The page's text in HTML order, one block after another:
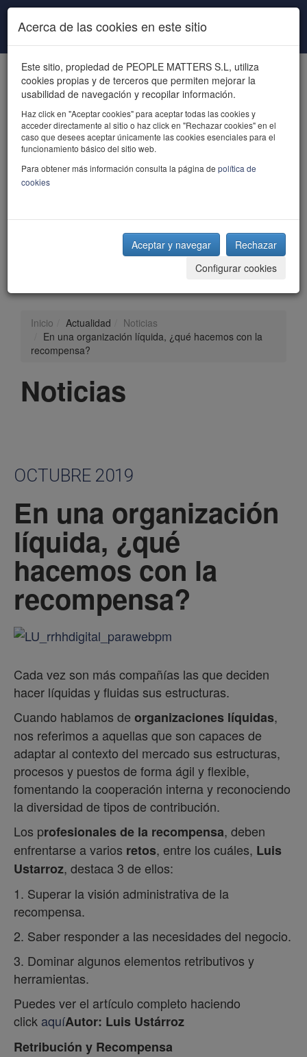
Pasar al contenido principal
powered by talent
Inicio Actualidad
Noticias
En una organización líquida, ¿qué hacemos con la
recompensa?
Noticias
OCTUBRE 2019
En una organización
líquida, ¿qué
hacemos con la
recompensa?
Cada vez son más compañías las que deciden
hacer líquidas y fluidas sus estructuras.
Cuando hablamos de organizaciones líquidas,
nos referimos a aquellas que son capaces de
adaptar al contexto del mercado sus estructuras,
procesos y puestos de forma ágil y flexible,
fomentando la cooperación interna y reconociendo
la diversidad de tipos de contribución.
Los profesionales de la recompensa, deben
enfrentarse a varios retos, entre los cuáles, Luis
Ustarroz, destaca 3 de ellos:
1. Superar la visión administrativa de la
recompensa.
2. Saber responder a las necesidades del negocio.
3. Dominar algunos elementos retributivos y
herramientas.
Puedes ver el artículo completo haciendo
click aquíAutor: Luis Ustárroz
Retribución y Recompensa
Acerca de las cookies en este sitio
Este sitio, propiedad de PEOPLE MATTERS S.L, utiliza
cookies propias y de terceros que permiten mejorar la
usabilidad de navegación y recopilar información.
Haz click en "Aceptar cookies" para aceptar todas las cookies y
acceder directamente al sitio o haz click en "Rechazar cookies" en el
caso que desees aceptar únicamente las cookies esenciales para el
funcionamiento básico del sitio web.
Para obtener más información consulta la página de política de
cookies
Aceptar y navegar
Rechazar
Configurar cookies